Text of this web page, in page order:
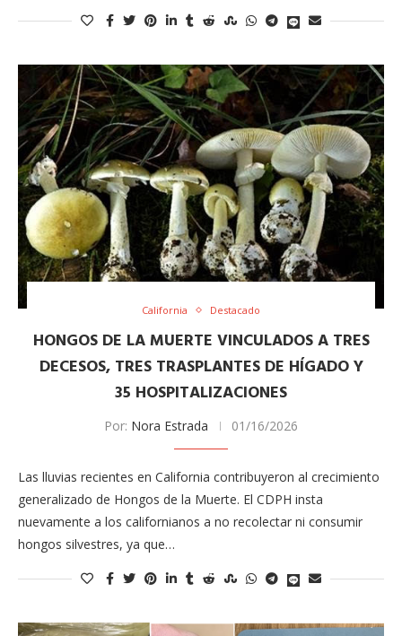
California Destacado
HONGOS DE LA MUERTE VINCULADOS A TRES
DECESOS, TRES TRASPLANTES DE HÍGADO Y
35 HOSPITALIZACIONES
Por: Nora Estrada 01/16/2026
Las lluvias recientes en California contribuyeron al crecimiento
generalizado de Hongos de la Muerte. El CDPH insta
nuevamente a los californianos a no recolectar ni consumir
hongos silvestres, ya que…